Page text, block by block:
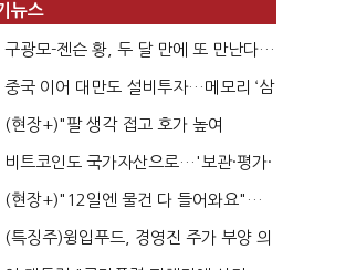
뉴스
구광모-젠슨 황, 두 달 만에 또 만난다…
로봇·AI 등 논...
중국 이어 대만도 설비투자…메모리 ‘삼
국전쟁’
(현장+)"팔 생각 접고 호가 높여
요"…'덜 똘똘한 한 채' 20...
비트코인도 국가자산으로…'보관·평가·
처분' 기준은 ...
(현장+)"12일엔 물건 다 들어와요"…
빈 매대 채우며 문 연 ...
(특징주)윙입푸드, 경영진 주가 부양 의
지에 상한가...